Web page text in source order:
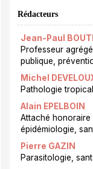
Rédacteurs
Jean-Paul
Professeur
publique,
Michel
Pathologie
Alain EPELBOIN
Attaché honoraire
épidémiologie,
Pierre GAZIN
Parasitologie,